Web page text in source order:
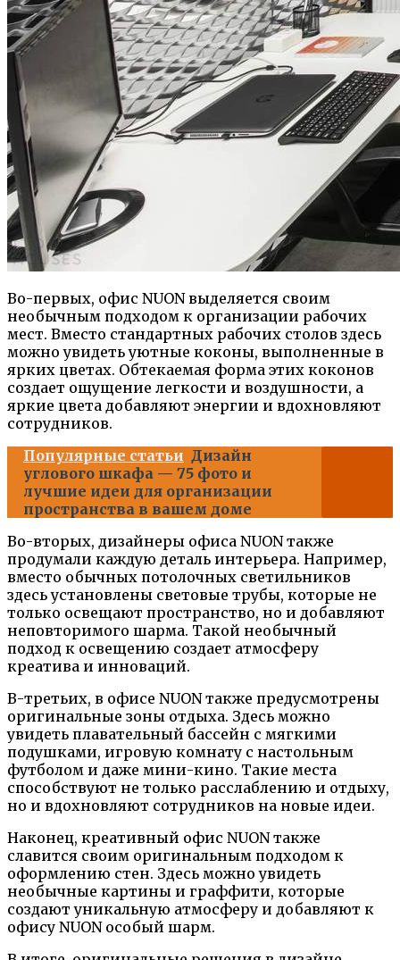
Во-первых, офис NUON выделяется своим
необычным подходом к организации рабочих
мест. Вместо стандартных рабочих столов здесь
можно увидеть уютные коконы, выполненные в
ярких цветах. Обтекаемая форма этих коконов
создает ощущение легкости и воздушности, а
яркие цвета добавляют энергии и вдохновляют
сотрудников.
Популярные статьи Дизайн
углового шкафа — 75 фото и
лучшие идеи для организации
пространства в вашем доме
Во-вторых, дизайнеры офиса NUON также
продумали каждую деталь интерьера. Например,
вместо обычных потолочных светильников
здесь установлены световые трубы, которые не
только освещают пространство, но и добавляют
неповторимого шарма. Такой необычный
подход к освещению создает атмосферу
креатива и инноваций.
В-третьих, в офисе NUON также предусмотрены
оригинальные зоны отдыха. Здесь можно
увидеть плавательный бассейн с мягкими
подушками, игровую комнату с настольным
футболом и даже мини-кино. Такие места
способствуют не только расслаблению и отдыху,
но и вдохновляют сотрудников на новые идеи.
Наконец, креативный офис NUON также
славится своим оригинальным подходом к
оформлению стен. Здесь можно увидеть
необычные картины и граффити, которые
создают уникальную атмосферу и добавляют к
офису NUON особый шарм.